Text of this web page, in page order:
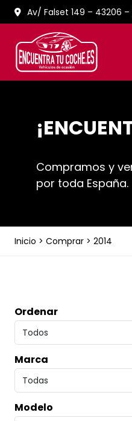
Av/ Falset 149 – 43206
Compramos y
por toda España.
Inicio > Comprar > 2014
Ordenar
Marca
Modelo